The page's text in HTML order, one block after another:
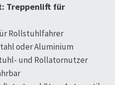
Treppenlift für
Rollstuhlfahrer
oder Aluminium
und Rollatornutzer